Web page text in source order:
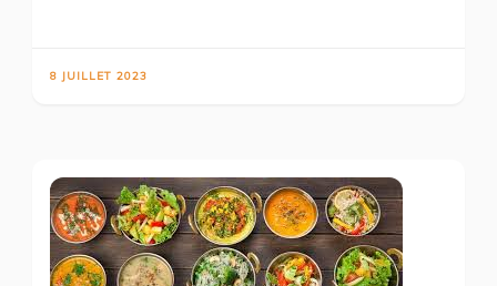
8 JUILLET 2023